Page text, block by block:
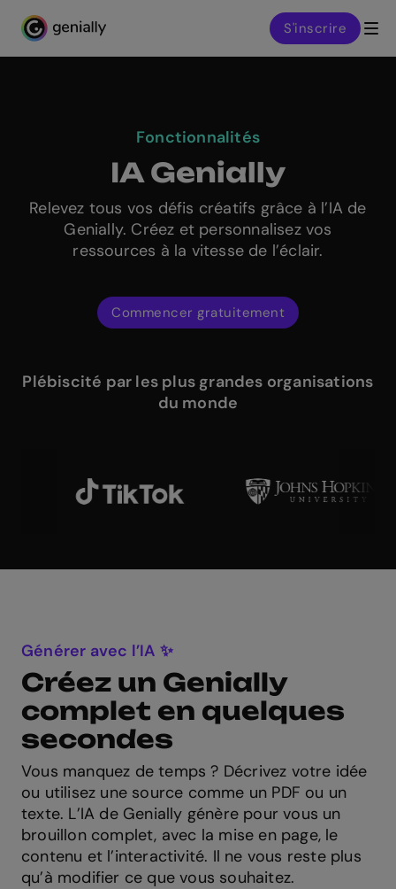
Genialy home page
S'inscrire
Fonctionnalités
IA Genially
Relevez tous vos défis créatifs grâce à l’IA de
Genially. Créez et personnalisez vos
ressources à la vitesse de l’éclair.
Commencer gratuitement
Plébiscité par les plus grandes organisations
du monde
Générer avec l’IA ✨
Créez un Genially
complet en quelques
secondes
Vous manquez de temps ? Décrivez votre idée
ou utilisez une source comme un PDF ou un
texte. L’IA de Genially génère pour vous un
brouillon complet, avec la mise en page, le
contenu et l’interactivité. Il ne vous reste plus
qu’à modifier ce que vous souhaitez.